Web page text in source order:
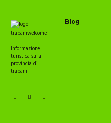
Informazione
turistica sulla
provincia di
trapani
Blog